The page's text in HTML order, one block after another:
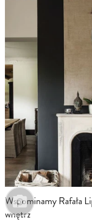
Wspominamy Rafała
wnętrz